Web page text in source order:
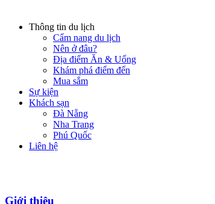
Thông tin du lịch
Cẩm nang du lịch
Nên ở đâu?
Địa điểm Ăn & Uống
Khám phá điểm đến
Mua sắm
Sự kiện
Khách sạn
Đà Nẵng
Nha Trang
Phú Quốc
Liên hệ
Giới thiệu